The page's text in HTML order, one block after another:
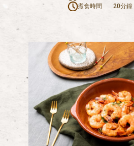
煮食時間
20分鐘